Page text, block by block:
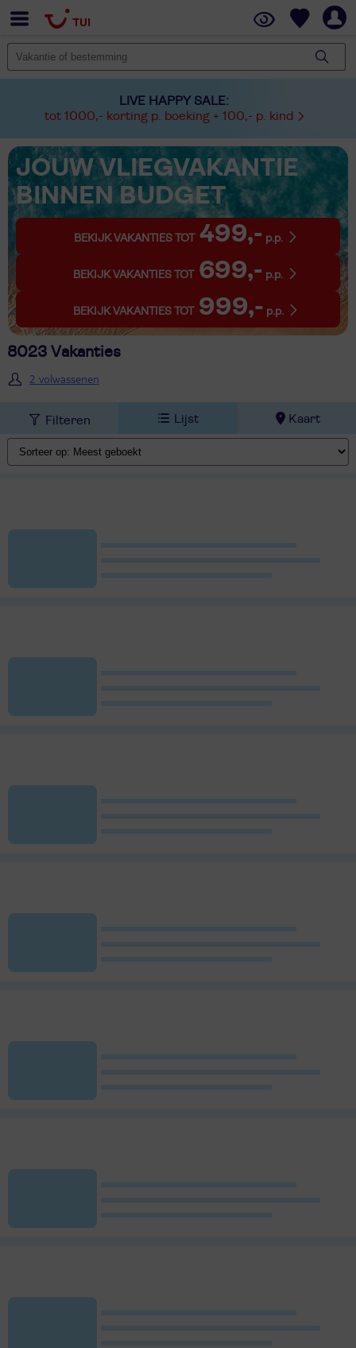
LIVE HAPPY SALE:
tot 1000,- korting p. boeking + 100,- p. kind
JOUW VLIEGVAKANTIE
BINNEN BUDGET
BEKIJK VAKANTIES TOT 499,- p.p.
BEKIJK VAKANTIES TOT 699,- p.p.
BEKIJK VAKANTIES TOT 999,- p.p.
8023 Vakanties
2 volwassenen
Filteren Lijst Kaart